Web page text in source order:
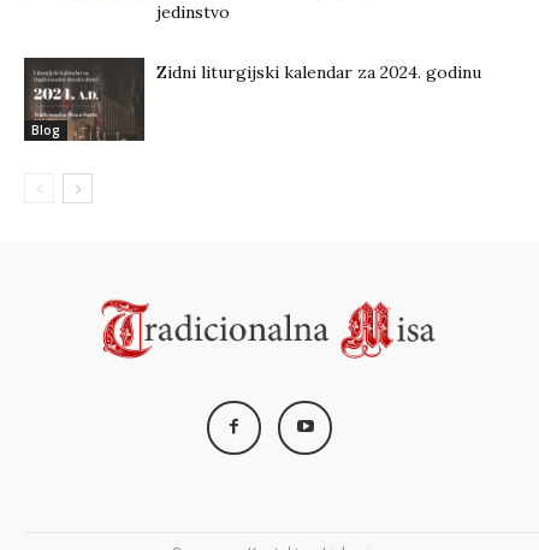
jedinstvo
Blog
Zidni liturgijski kalendar za 2024. godinu